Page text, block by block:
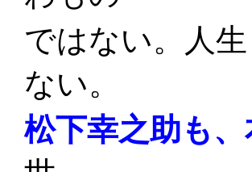
ではない。人
ない。
松下幸之助も